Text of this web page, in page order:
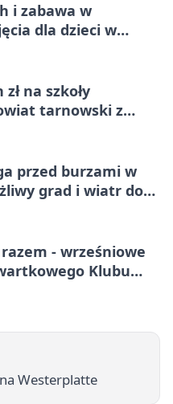
i zabawa w
dla dzieci w
na szkoły
tarnowski z
przed burzami w
grad i wiatr do
- wrześniowe
Klubu
Westerplatte